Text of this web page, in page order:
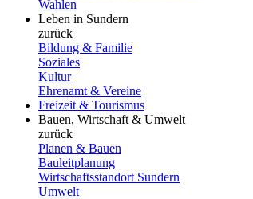
Wahlen
Leben in Sundern
zurück
Bildung & Familie
Soziales
Kultur
Ehrenamt & Vereine
Freizeit & Tourismus
Bauen, Wirtschaft & Umwelt
zurück
Planen & Bauen
Bauleitplanung
Wirtschaftsstandort Sundern
Umwelt